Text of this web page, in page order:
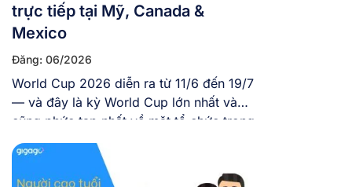
trực tiếp tại Mỹ, Canada &
Mexico
Đăng: 06/2026
World Cup 2026 diễn ra từ 11/6 đến 19/7
— và đây là kỳ World Cup lớn nhất và
cũng phức tạp nhất về mặt tổ chức trong
lịch sử giải đấu với 48 đội tuyển tranh tài,
104 trận, diễn ra trên 3 quốc gia và tại 16
thành phố khác nhau. Nếu bạn […]